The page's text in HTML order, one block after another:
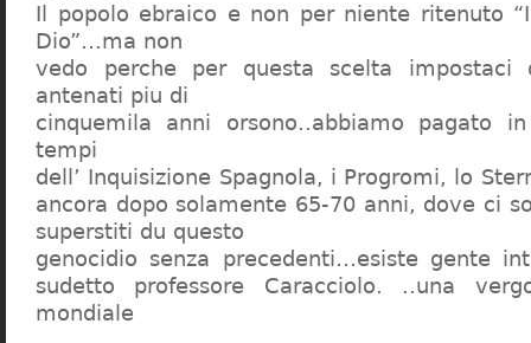
Il popolo ebraico e non per niente ritenuto
Dio”…ma non
vedo perche per questa scelta
antenati piu di
cinquemila anni orsono..abbiamo pagato
tempi
dell’ Inquisizione Spagnola, i Progromi, lo
ancora dopo solamente 65-70 anni, dove ci
superstiti du questo
genocidio senza precedenti…esiste gente
sudetto professore Caracciolo. ..una
mondiale